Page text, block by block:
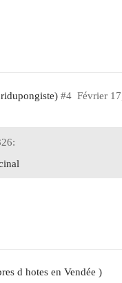
Février
#4
d hotes en Vendée )